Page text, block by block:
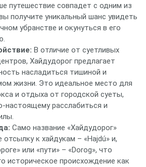
путешествие совпадет с одним из
получите уникальный шанс увидеть
убранстве и окунуться в его
В отличие от суетливых
Хайдудорог предлагает
насладиться тишиной и
жизни. Это идеальное место для
и отдыха от городской суеты,
настоящему расслабиться и
Само название «Хайдудорог»
к хайдукам – «Hajdú» и,
или «пути» – «Dorog», что
историческое происхождение как